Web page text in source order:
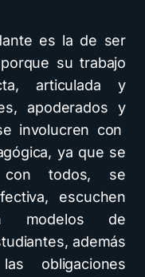
es la de ser
su trabajo
articulada y
apoderados y
involucren con
ya que se
con todos, se
escuchen
modelos de
además
obligaciones